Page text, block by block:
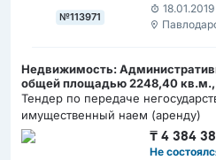
№113971
Недвижимость:
общей площадью 2248,40
участка 0,1568 га.,
Тендер по передаче
имущественный наем (аренду)
₸4 384
Не